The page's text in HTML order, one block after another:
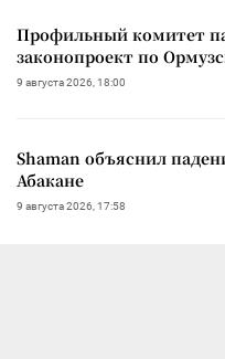
Профильный комитет
законопроект по
9 августа 2026, 18:00
Shaman объяснил
Абакане
9 августа 2026, 17:58